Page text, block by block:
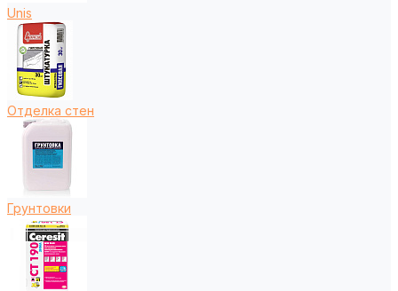
Unis
Отделка стен
Грунтовки